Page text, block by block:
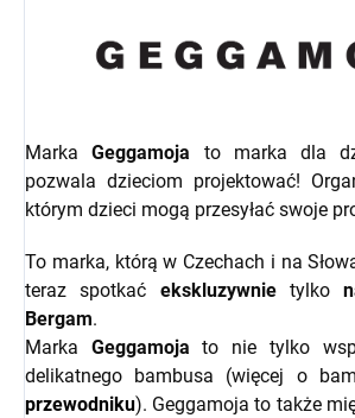
MarkaGeggamoja to marka dla
pozwala dzieciom projektować!
którym dzieci mogą przesyłać swoje
To marka, którą w Czechach i na
teraz spotkać ekskluzywnietylko
Bergam.
Marka Geggamoja to nie tylko
delikatnego bambusa (więcej o
przewodniku). Geggamoja to także